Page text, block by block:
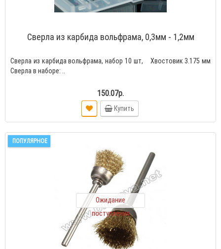
Сверла из карбида вольфрама, 0,3мм - 1,2мм
Сверла из карбида вольфрама, набор 10 шт, Хвостовик 3.175 мм
Сверла в наборе: ..
150.07р.
Купить
ПОПУЛЯРНОЕ
Ожидание
поступления